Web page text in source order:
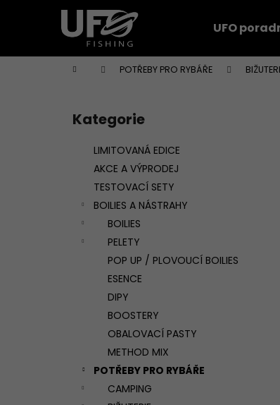
UFO
Domů POTŘEBY PRO RYBÁŘE
Přeskočit
kategorie
Kategorie
LIMITOVANÁ EDICE
AKCE A VÝPRODEJ
TESTOVACÍ SETY
BOILIES A NÁSTRAHY
BOILIES
PELETY
POP UP / PLOVOUCÍ BOILIES
ESENCE
DIPY
BOOSTERY
OBALOVACÍ PASTY
METHOD MIX
POTŘEBY PRO RYBÁŘE
CAMPING
í
Zpět
do
Zpět
do